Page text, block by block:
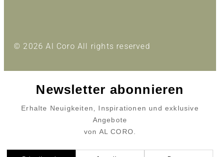
© 2026 Al Coro All rights reserved
Newsletter abonnieren
Erhalte Neuigkeiten, Inspirationen und exklusive
Angebote
von AL CORO.